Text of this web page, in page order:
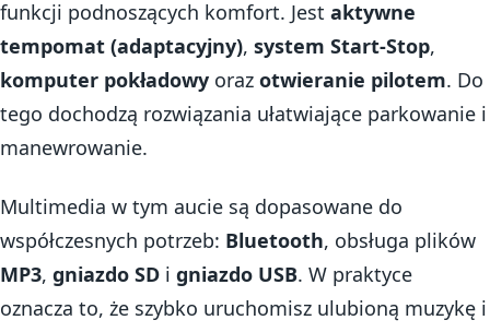
funkcji podnoszących komfort. Jest aktywne
tempomat (adaptacyjny), system Start-Stop,
komputer pokładowy oraz otwieranie pilotem. Do
tego dochodzą rozwiązania ułatwiające parkowanie i
manewrowanie.
Multimedia w tym aucie są dopasowane do
współczesnych potrzeb: Bluetooth, obsługa plików
MP3, gniazdo SD i gniazdo USB. W praktyce
oznacza to, że szybko uruchomisz ulubioną muzykę i